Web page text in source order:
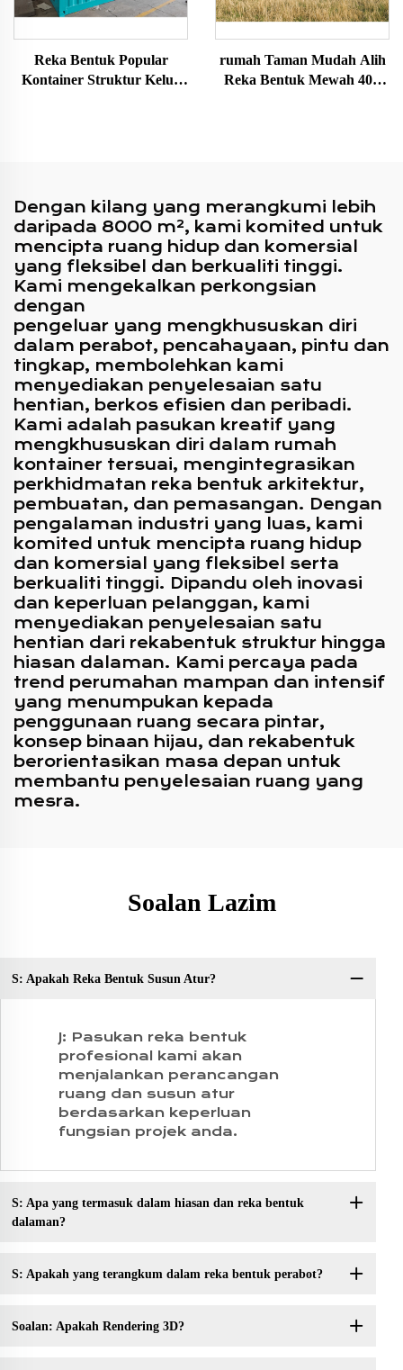
Reka Bentuk Popular
Kontainer Struktur Keluli
rumah Taman Mudah Alih
Reka Bentuk Mewah 40ft
Dengan kilang yang merangkumi lebih
daripada 8000 m², kami komited untuk
mencipta ruang hidup dan komersial
yang fleksibel dan berkualiti tinggi.
Kami mengekalkan perkongsian
dengan
pengeluar yang mengkhususkan diri
dalam perabot, pencahayaan, pintu dan
tingkap, membolehkan kami
menyediakan penyelesaian satu
hentian, berkos efisien dan peribadi.
Kami adalah pasukan kreatif yang
mengkhususkan diri dalam rumah
kontainer tersuai, mengintegrasikan
perkhidmatan reka bentuk arkitektur,
pembuatan, dan pemasangan. Dengan
pengalaman industri yang luas, kami
komited untuk mencipta ruang hidup
dan komersial yang fleksibel serta
berkualiti tinggi. Dipandu oleh inovasi
dan keperluan pelanggan, kami
menyediakan penyelesaian satu
hentian dari rekabentuk struktur hingga
hiasan dalaman. Kami percaya pada
trend perumahan mampan dan intensif
yang menumpukan kepada
penggunaan ruang secara pintar,
konsep binaan hijau, dan rekabentuk
berorientasikan masa depan untuk
membantu penyelesaian ruang yang
mesra.
Soalan Lazim
S: Apakah Reka Bentuk Susun Atur?
J: Pasukan reka bentuk
profesional kami akan
menjalankan perancangan
ruang dan susun atur
berdasarkan keperluan
fungsian projek anda.
S: Apa yang termasuk dalam hiasan dan reka bentuk
dalaman?
S: Apakah yang terangkum dalam reka bentuk perabot?
Soalan: Apakah Rendering 3D?